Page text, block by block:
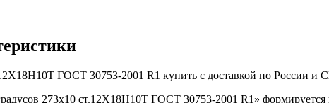
ГОСТ 30753-2001 R1 купить с доставкой по России
273х10 ст.12Х18Н10Т ГОСТ 30753-2001 R1» формируется